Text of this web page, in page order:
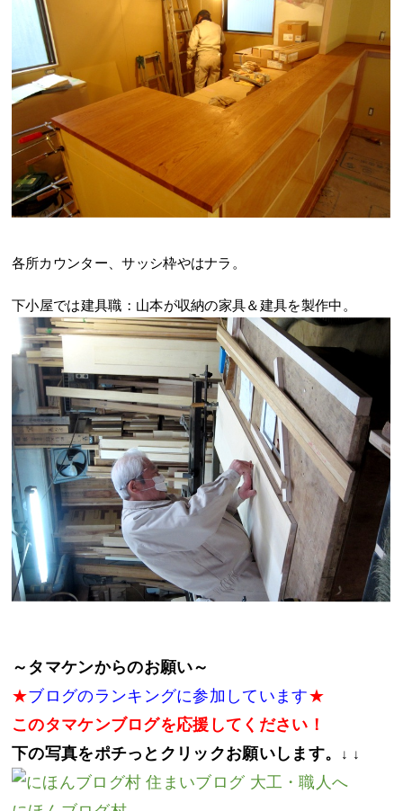
各所カウンター、サッシ枠やはナラ。
下小屋では建具職：山本が収納の家具＆建具を製作中。
～タマケンからのお願い～
★ブログのランキングに参加しています★
このタマケンブログを応援してください！
下の写真をポチっとクリックお願いします。 ↓ ↓